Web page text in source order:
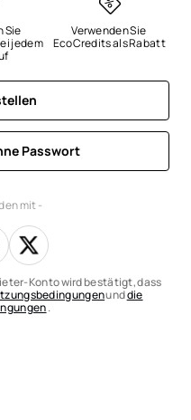
Sie
jedem
Verwenden Sie
EcoCredits als Rabatt
Passwort
mit -
Konto wird bestätigt, dass
unddie
.